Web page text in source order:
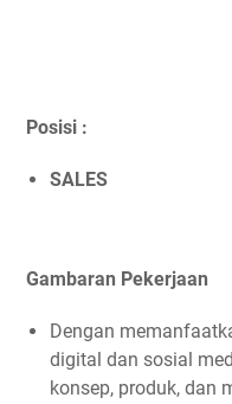
Posisi :
SALES
Gambaran Pekerjaan
Dengan
digital dan sosial
konsep, produk, dan